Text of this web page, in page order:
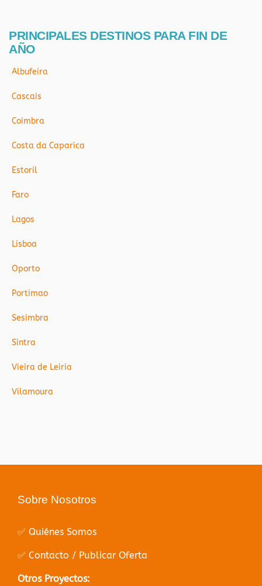
PRINCIPALES DESTINOS PARA FIN DE
AÑO
Albufeira
Cascais
Coimbra
Costa da Caparica
Estoril
Faro
Lagos
Lisboa
Oporto
Portimao
Sesimbra
Sintra
Vieira de Leiria
Vilamoura
Sobre Nosotros
✅ Quiénes Somos
✅ Contacto / Publicar Oferta
Otros Proyectos: